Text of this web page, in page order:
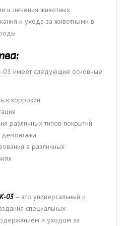
и лечения животных
и ухода за животными в
03 имеет следующие основные
к коррозии
различных типов покрытий
в различных
03– это универсальный и
специальных
и уходом за